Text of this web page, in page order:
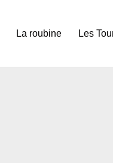
La roubine Les